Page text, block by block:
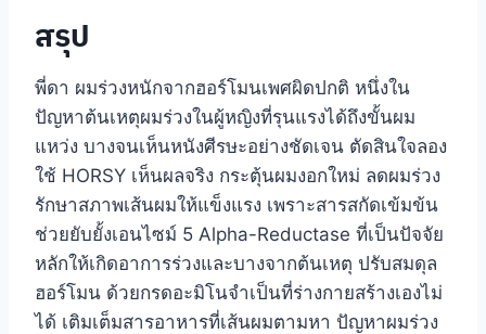
สรุป
พี่ดา ผมร่วงหนักจากฮอร์โมนเพศผิดปกติ หนึ่งใน
ปัญหาต้นเหตุผมร่วงในผู้หญิงที่รุนแรงได้ถึงขั้นผม
แหว่ง บางจนเห็นหนังศีรษะอย่างชัดเจน ตัดสินใจลอง
ใช้ HORSY เห็นผลจริง กระตุ้นผมงอกใหม่ ลดผมร่วง
รักษาสภาพเส้นผมให้แข็งแรง เพราะสารสกัดเข้มข้น
ช่วยยับยั้งเอนไซม์ 5 Alpha-Reductase ที่เป็นปัจจัย
หลักให้เกิดอาการร่วงและบางจากต้นเหตุ ปรับสมดุล
ฮอร์โมน ด้วยกรดอะมิโนจำเป็นที่ร่างกายสร้างเองไม่
ได้ เติมเต็มสารอาหารที่เส้นผมตามหา ปัญหาผมร่วง